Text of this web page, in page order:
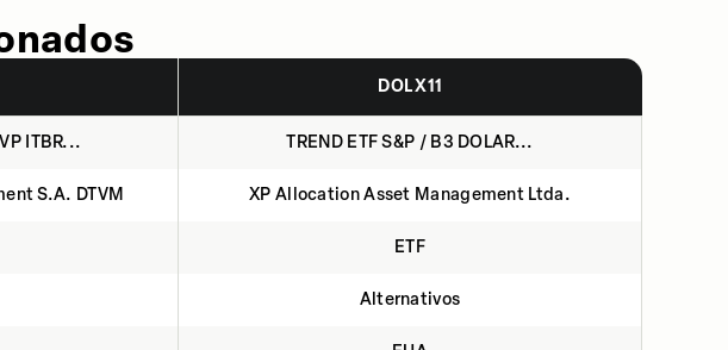
DOLX11
ITBR... TREND ETF S&P / B3 DOLAR...
S.A. DTVM XP Allocation Asset Management Ltda.
ETF
Alternativos